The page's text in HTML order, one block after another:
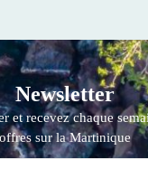
Newsletter
et recevez chaque
offres sur la Martinique